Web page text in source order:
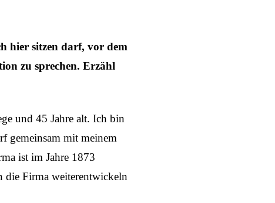
hier sitzen darf, vor dem
zu sprechen. Erzähl
und 45 Jahre alt. Ich bin
gemeinsam mit meinem
ist im Jahre 1873
die Firma weiterentwickeln